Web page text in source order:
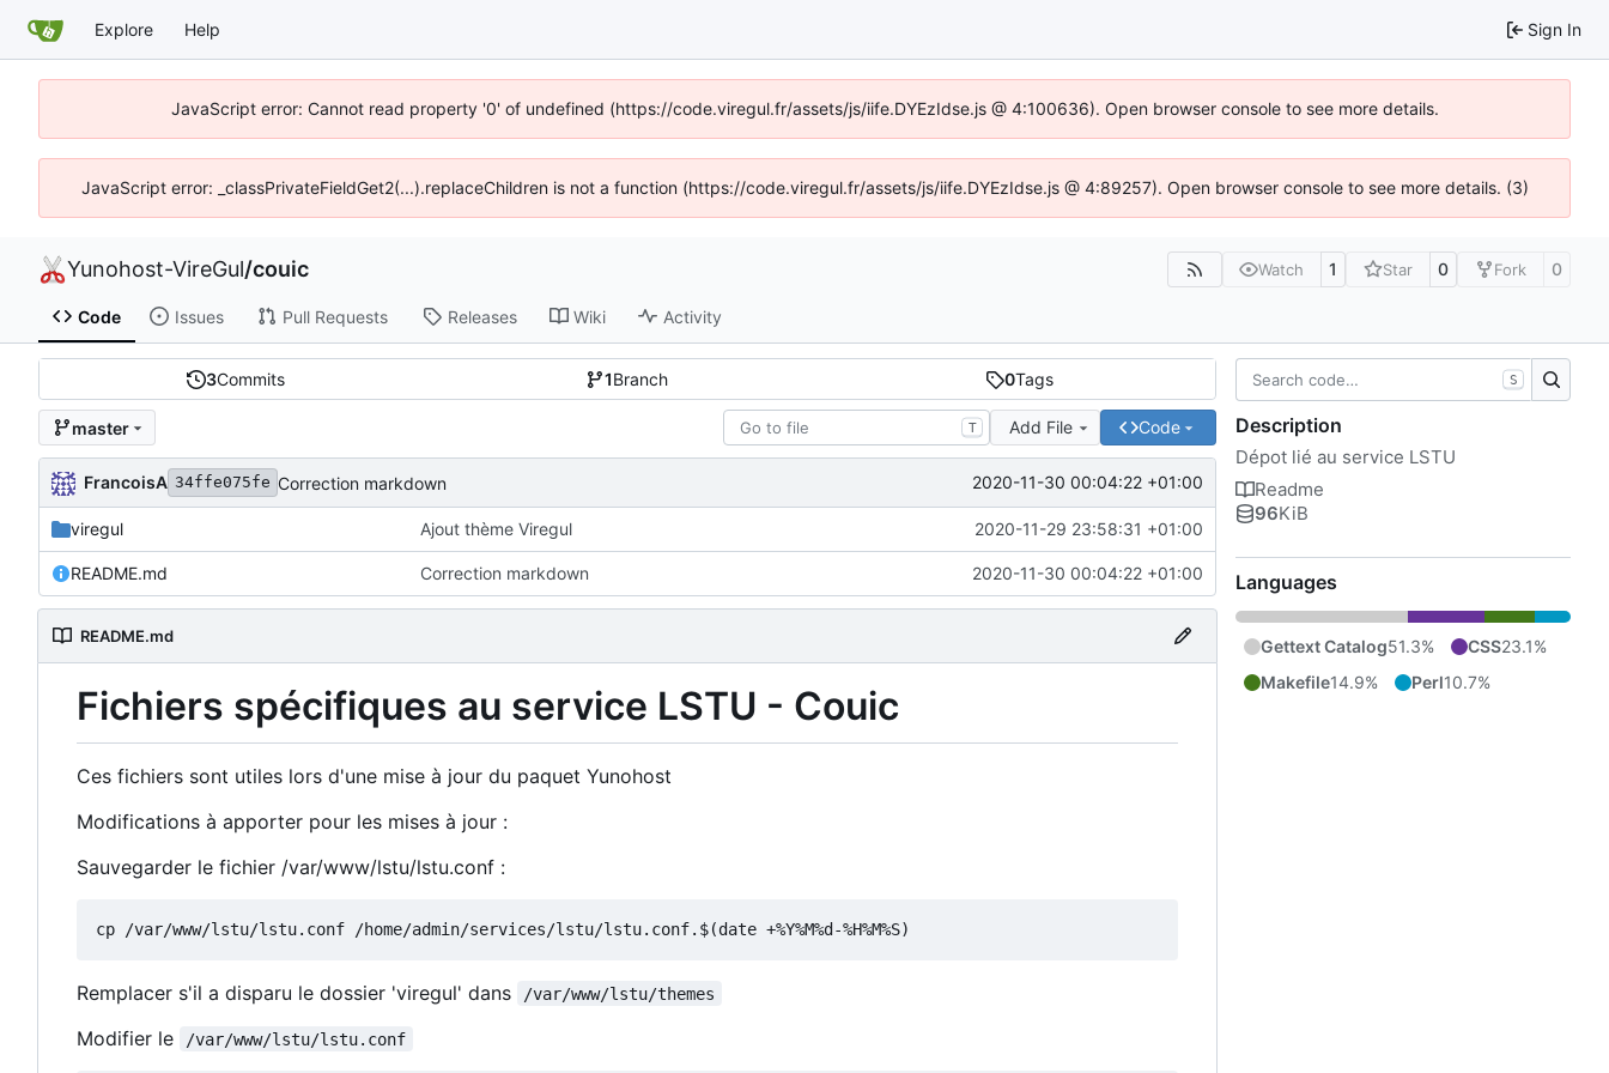
Explore Help Sign In
JavaScript error: Cannot read property '0' of undefined (https://code.viregul.fr/assets/js/iife.DYEzIdse.js @ 4:100636). Open browser console to see more details.
JavaScript error: _classPrivateFieldGet2(...).replaceChildren is not a function (https://code.viregul.fr/assets/js/iife.DYEzIdse.js @ 4:89257). Open browser console to see more details. (3)
Yunohost-VireGul/couic Watch 1 Star 0 Fork 0
Code Issues Pull Requests Releases Wiki Activity
3Commits 1Branch 0Tags
master T Add File Code
FrancoisA 34ffe075fe Correction markdown 2020-11-30 00:04:22 +01:00
viregul Ajout thème Viregul 2020-11-29 23:58:31 +01:00
README.md Correction markdown 2020-11-30 00:04:22 +01:00
README.md
Fichiers spécifiques au service LSTU - Couic
Ces fichiers sont utiles lors d'une mise à jour du paquet Yunohost
Modifications à apporter pour les mises à jour :
Sauvegarder le fichier /var/www/lstu/lstu.conf :
Remplacer s'il a disparu le dossier 'viregul' dans /var/www/lstu/themes
Modifier le /var/www/lstu/lstu.conf
S
Description
Dépot lié au service LSTU
Readme
96KiB
Languages
Gettext Catalog51.3% CSS23.1%
Makefile14.9% Perl10.7%